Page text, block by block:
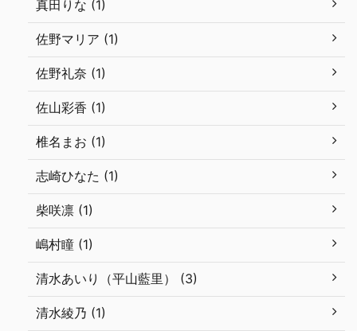
真田りな (1)
佐野マリア (1)
佐野礼奈 (1)
佐山彩香 (1)
椎名まお (1)
志崎ひなた (1)
柴咲凛 (1)
嶋村瞳 (1)
清水あいり（平山藍里） (3)
清水綾乃 (1)